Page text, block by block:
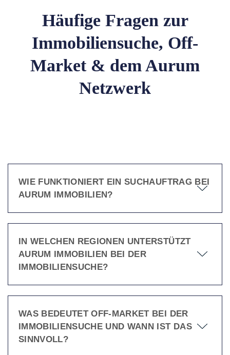
Häufige Fragen zur
Immobiliensuche, Off-
Market & dem Aurum
Netzwerk
WIE FUNKTIONIERT EIN SUCHAUFTRAG BEI
AURUM IMMOBILIEN?
IN WELCHEN REGIONEN UNTERSTÜTZT
AURUM IMMOBILIEN BEI DER
IMMOBILIENSUCHE?
WAS BEDEUTET OFF-MARKET BEI DER
IMMOBILIENSUCHE UND WANN IST DAS
SINNVOLL?